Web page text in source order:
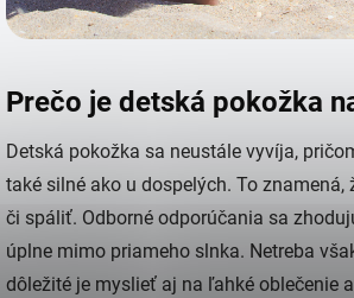
Prečo je detská pokožka
Detská pokožka sa neustále vyvíja,
také silné ako u dospelých. To
či spáliť. Odborné odporúčania sa
úplne mimo priameho slnka. Netreba
dôležité je myslieť aj na ľahké oblečenie